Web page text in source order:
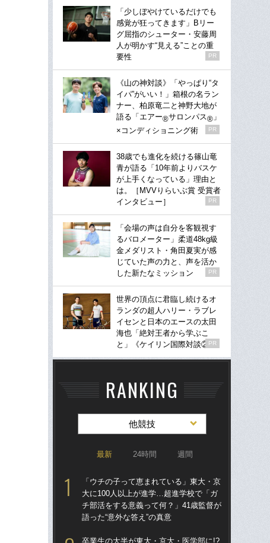
「少しぼやけているだけでも
感覚が狂ってきます」Bリー
グ屈指のシューター・安藤周
人が明かす“見える”ことの重
要性
PR
《山の神対談》「やっぱり“タ
イパ”がいい！」箱根の名ラン
ナー、柏原竜二と神野大地が
語る「エアー®サロンパス® 」
×コンディショニング術
PR
38歳でも進化を続ける篠山竜
青が語る「10年前よりバスケ
が上手くなっている」理由と
は。［MVVりらいぶ賞 受賞者
インタビュー］
PR
「会場の声は自分を客観視す
るバロメーター」柔道48kg級
金メダリスト・角田夏実が感
じていた声の力と、声を活か
した新たなミッション
PR
世界の頂点に君臨し続けるオ
ランダの超人ハリー・ラブレ
イセンと日本のエースの太田
海也「絶対王者から学ぶこ
と」《ケイリン国際対談②》
PR
RANKING
他競技
最新 24時間 週間
「ウチの子って恵まれている」東大・京
大に100人以上が進学…超進学校で「ガ
チ部活をする意義って何？」41歳監督が
語った“意外な答え”の真意
卒業生の大半が東大・京大・医学部に!?